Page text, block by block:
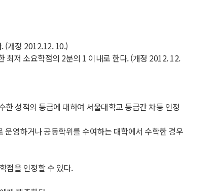
(개정 2012.12. 10.)
저 소요학점의 2분의 1 이내로 한다. (개정 2012. 12.
성적의 등급에 대하여 서울대학교 등급간 차등 인정
영하거나 공동학위를 수여하는 대학에서 수학한 경우
점을 인정할 수 있다.